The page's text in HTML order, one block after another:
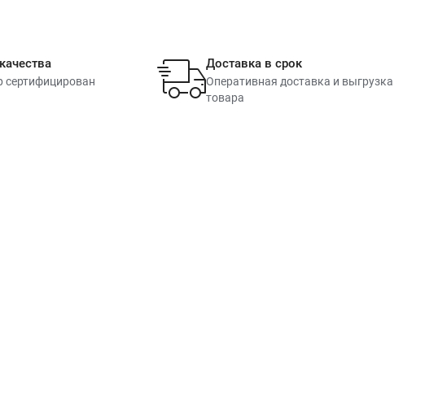
сертифицирован
Доставка в срок
Оперативная доставка и выгрузка
товара